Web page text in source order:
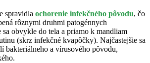
spravidla ochorenie infekčného pôvodu, čo
rôznymi druhmi patogénnych
obvykle do tela a priamo k mandliam
(skrz infekčné kvapôčky). Najčastejšie sa
bakteriálneho a vírusového pôvodu,